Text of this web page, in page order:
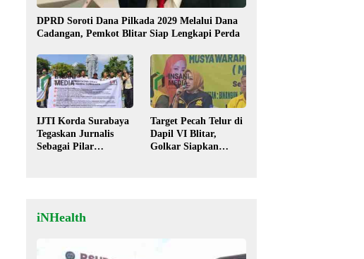
DPRD Soroti Dana Pilkada 2029 Melalui Dana
Cadangan, Pemkot Blitar Siap Lengkapi Perda
IJTI Korda Surabaya
Tegaskan Jurnalis
Sebagai Pilar
Target Pecah Telur di
Dapil VI Blitar,
Golkar Siapkan
iNHealth